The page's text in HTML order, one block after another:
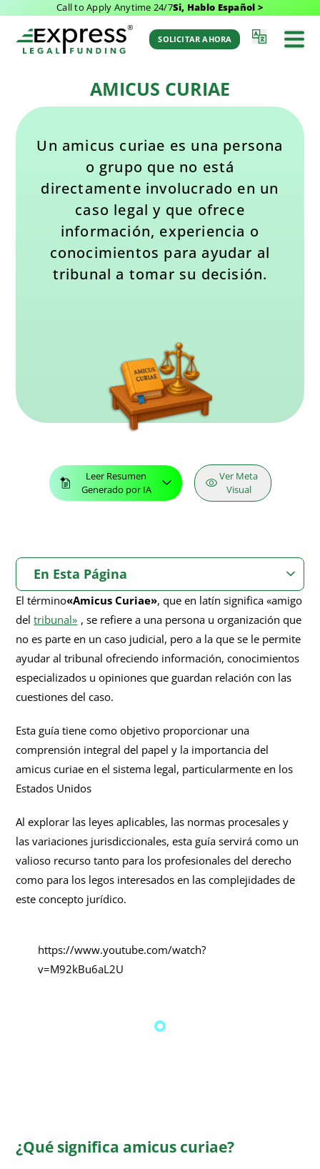
Call to Apply Anytime 24/7Si, Hablo Español >
SOLICITAR AHORA
Volver al
Glosario
por Aaron Winston
AMICUS CURIAE
Un amicus curiae es una persona
o grupo que no está
directamente involucrado en un
caso legal y que ofrece
información, experiencia o
conocimientos para ayudar al
tribunal a tomar su decisión.
Leer Resumen
Generado por IA
Ver Meta
Visual
En Esta Página
¿Qué significa amicus curiae?
¿Qué es un escrito de amicus curiae?
Desarrollo de los escritos amicus curiae en el sistema jurídico
estadounidense
¿Cuáles son las funciones del amicus curiae?
1. Aportar experiencia y conocimientos especializados
2. Destacar las implicaciones más amplias
3. Apoyo al interés público
5. Ofrecer argumentos jurídicos alternativos
6. Influir en los resultados judiciales
¿Quién puede y quién no puede presentar escritos amicus
¿Quién puede presentar escritos amicus curiae?
¿Cuáles son las excepciones y restricciones para presentar
escritos amicus curiae?
¿Cuándo permiten los tribunales la participación de los amici?
Situaciones clave que permiten la participación de los amici
curiae
¿Cómo redactar un escrito amicus curiae?
El proceso: ¿cómo funcionan los escritos amicus curiae?
Procedimiento de presentación en el Tribunal Supremo de los
¿Cuáles son las ventajas y las críticas del amicus curiae?
El término«Amicus Curiae», que en latín significa «amigo
deltribunal» , se refiere a una persona u organización que
no es parte en un caso judicial, pero a la que se le permite
ayudar al tribunal ofreciendo información, conocimientos
especializados u opiniones que guardan relación con las
cuestiones del caso.
Esta guía tiene como objetivo proporcionar una
comprensión integral del papel y la importancia del
amicus curiae en el sistema legal, particularmente en los
Estados Unidos
Al explorar las leyes aplicables, las normas procesales y
las variaciones jurisdiccionales, esta guía servirá como un
valioso recurso tanto para los profesionales del derecho
como para los legos interesados en las complejidades de
este concepto jurídico.
https://www.youtube.com/watch?
v=M92kBu6aL2U
¿Qué significa amicus curiae?